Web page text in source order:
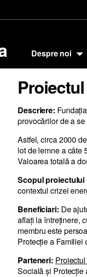
Despre noi
Descriere:
provocărilor de a
Astfel, circa 2000
lot de lemne a câte
Valoarea totală a
Scopul proiectului
contextul crizei
Beneficiari: De
aflați la întreținere,
membru este
Protecție a Familiei
Parteneri:
Socială și Protecție